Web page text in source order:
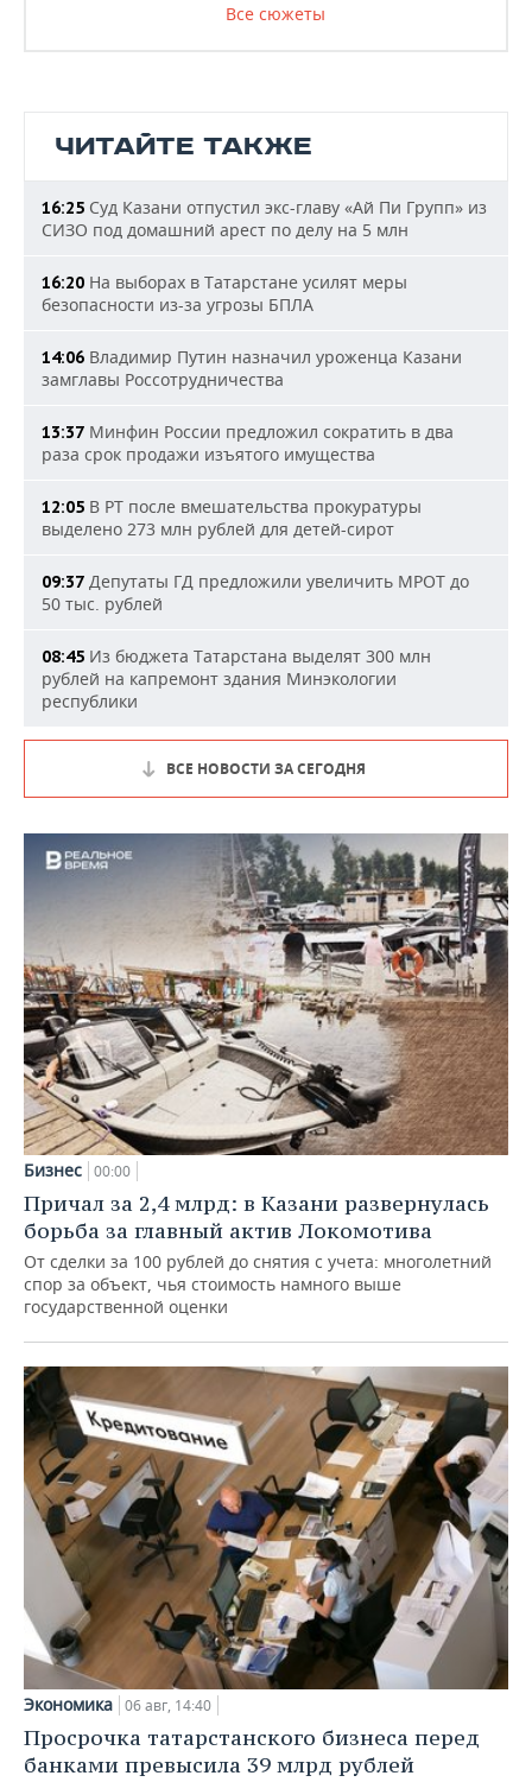
Все сюжеты
ЧИТАЙТЕ ТАКЖЕ
16:25 Суд Казани отпустил экс-главу «Ай Пи Групп» из
СИЗО под домашний арест по делу на 5 млн
16:20 На выборах в Татарстане усилят меры
безопасности из-за угрозы БПЛА
14:06 Владимир Путин назначил уроженца Казани
замглавы Россотрудничества
13:37 Минфин России предложил сократить в два
раза срок продажи изъятого имущества
12:05 В РТ после вмешательства прокуратуры
выделено 273 млн рублей для детей-сирот
09:37 Депутаты ГД предложили увеличить МРОТ до
50 тыс. рублей
08:45 Из бюджета Татарстана выделят 300 млн
рублей на капремонт здания Минэкологии
республики
ВСЕ НОВОСТИ ЗА СЕГОДНЯ
Бизнес 00:00
Причал за 2,4 млрд: в Казани развернулась
борьба за главный актив Локомотива
От сделки за 100 рублей до снятия с учета: многолетний
спор за объект, чья стоимость намного выше
государственной оценки
Экономика 06 авг, 14:40
Просрочка татарстанского бизнеса перед
банками превысила 39 млрд рублей